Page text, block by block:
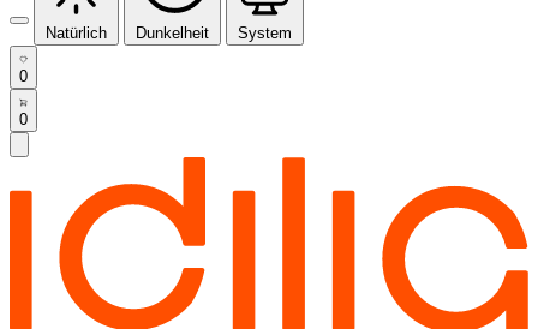
Natürlich Dunkelheit System
0
0